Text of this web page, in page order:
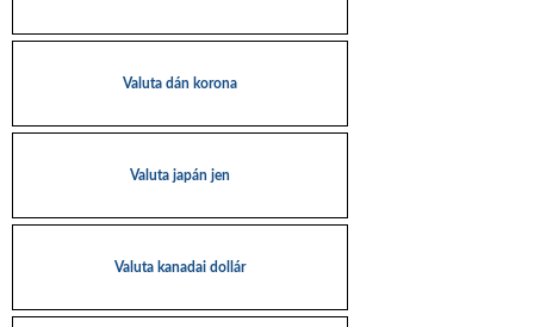
Valuta dán korona
Valuta japán jen
Valuta kanadai dollár